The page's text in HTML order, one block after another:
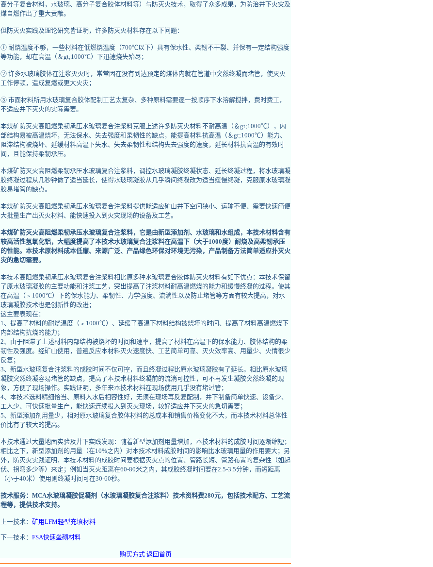
高分子复合材料，水玻璃、高分子复合胶体材料等）与防灭火技术，取得了众多成果，为防治井下火灾及
煤自燃作出了重大贡献。
但防灭火实践及理论研究皆证明，许多防灭火材料存在以下问题：
① 耐烧温度不够，一些材料在低燃烧温度（700℃以下）具有保水性、柔韧不干裂、并保有一定结构强度
等功能，却在高温（＆gt;1000℃）下迅速烧失殆尽；
② 许多水玻璃胶体在注浆灭火时，常常因在没有到达预定的煤体内就在管道中突然终凝而堵管，使灭火
工作停顿，造成复燃或更大火灾；
③ 市面材料所用水玻璃复合胶体配制工艺太复杂、多种原料需要逐一按顺序下水溶解搅拌，费时费工，
不适应井下灭火的实际需要。
本煤矿防灭火高阻燃柔韧承压水玻璃复合注浆料克服上述许多防灭火材料不耐高温（＆gt;1000℃），内
部结构易被高温烧坏，无法保水、失去强度和柔韧性的缺点，能提高材料抗高温（＆gt;1000℃）能力、
阻滞结构被烧坏、延缓材料高温下失水、失去柔韧性和结构失去强度的速度，延长材料抗高温的有效时
间，且能保持柔韧承压。
本煤矿防灭火高阻燃柔韧承压水玻璃复合注浆料，调控水玻璃凝胶终凝状态、延长终凝过程，将水玻璃凝
胶终凝过程从几秒钟做了适当延长，使得水玻璃凝胶从几乎瞬间终凝改为适当缓慢终凝，克服原水玻璃凝
胶易堵管的缺点。
本煤矿防灭火高阻燃柔韧承压水玻璃复合注浆料提供能适应矿山井下空间狭小、运输不便、需要快速简便
大批量生产出灭火材料、能快速投入到火灾现场的设备及工艺。
本煤矿防灭火高阻燃柔韧承压水玻璃复合注浆料，它是由新型添加剂、水玻璃和水组成，本技术材料含有
较高活性氢氧化铝，大幅度提高了本技术水玻璃复合注浆料在高温下（大于1000度）耐烧及高柔韧承压
的性能。本技术原材料成本低廉、来源广泛、产品绿色环保对环境无污染，产品制备方法简单适应扑灭火
灾的急切需要。
本技术高阻燃柔韧承压水玻璃复合注浆料相比原多种水玻璃复合胶体防灭火材料有如下优点：本技术保留
了原水玻璃凝胶的主要功能和注浆工艺，突出提高了注浆材料耐高温燃烧的能力和缓慢终凝的过程。使其
在高温（﹥1000℃）下的保水能力、柔韧性、力学强度、流淌性以及防止堵管等方面有较大提高，对水
玻璃凝胶技术也是创新性的改进；
这主要表现在：
1、提高了材料的耐烧温度（﹥1000℃）、延缓了高温下材料结构被烧坏的时间、提高了材料高温燃烧下
内部结构抗烧的能力；
2、由于阻滞了上述材料内部结构被烧坏的时间和速率，提高了材料在高温下的保水能力、胶体结构的柔
韧性及强度。经矿山使用，普遍反应本材料灭火速度快、工艺简单可靠、灭火效率高、用量少、火情很少
反复；
3、新型水玻璃复合注浆料的成胶时间不仅可控，而且终凝过程比原水玻璃凝胶有了延长。相比原水玻璃
凝胶突然终凝容易堵管的缺点，提高了本技术材料终凝前的流淌可控性，可不再发生凝胶突然终凝的现
象，方便了现场操作。实践证明，多年来本技术材料在现场使用几乎没有堵过管；
4、本技术选料精细恰当、原料入水后相容性好，无须在现场再反复配制，井下制备简单快速、设备少、
工人少、可快速批量生产，能快速连续投入到灭火现场，较好适应井下灭火的急切需要；
5、新型添加剂用量少，相对原水玻璃复合胶体材料的总成本和销售价格变化不大，而本技术材料总体性
价比有了较大的提高。
本技术通过大量地面实验及井下实践发现：随着新型添加剂用量增加，本技术材料的成胶时间逐渐缩短；
相比之下，新型添加剂的用量（在10%之内）对本技术材料成胶时间的影响比水玻璃用量的作用要大；另
外，防灭火实践证明，本技术材料的成胶时间要根据灭火点的位置、管路长短、管路布置的复杂性（如起
伏、拐弯多少等）来定；例如当灭火距离在60-80米之内，其成胶终凝时间要在2.5-3.5分钟，而短距离
（小于40米）使用则终凝时间可在30-60秒。
技术服务：MCA水玻璃凝胶促凝剂（水玻璃凝胶复合注浆料）技术资料费280元，包括技术配方、工艺流
程等，提供技术支持。
上一技术： 矿用LFM轻型充填材料
下一技术： FSA快速垒砌材料
购买方式 返回首页